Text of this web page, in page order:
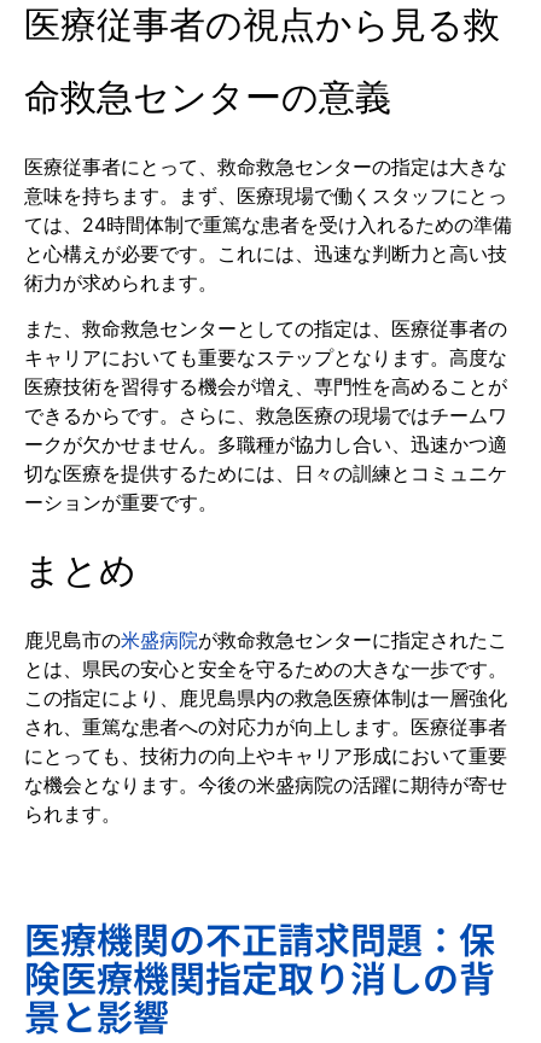
医療従事者の視点から見る救
命救急センターの意義
医療従事者にとって、救命救急センターの指定は大きな
意味を持ちます。まず、医療現場で働くスタッフにとっ
ては、24時間体制で重篤な患者を受け入れるための準備
と心構えが必要です。これには、迅速な判断力と高い技
術力が求められます。
また、救命救急センターとしての指定は、医療従事者の
キャリアにおいても重要なステップとなります。高度な
医療技術を習得する機会が増え、専門性を高めることが
できるからです。さらに、救急医療の現場ではチームワ
ークが欠かせません。多職種が協力し合い、迅速かつ適
切な医療を提供するためには、日々の訓練とコミュニケ
ーションが重要です。
まとめ
鹿児島市の米盛病院が救命救急センターに指定されたこ
とは、県民の安心と安全を守るための大きな一歩です。
この指定により、鹿児島県内の救急医療体制は一層強化
され、重篤な患者への対応力が向上します。医療従事者
にとっても、技術力の向上やキャリア形成において重要
な機会となります。今後の米盛病院の活躍に期待が寄せ
られます。
医療機関の不正請求問題：保
険医療機関指定取り消しの背
景と影響